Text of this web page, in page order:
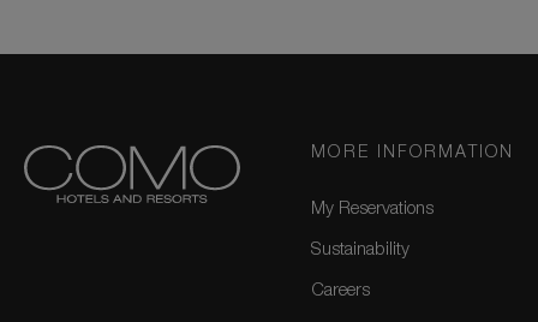
MORE INFORMATION
My Reservations
Sustainability
Careers